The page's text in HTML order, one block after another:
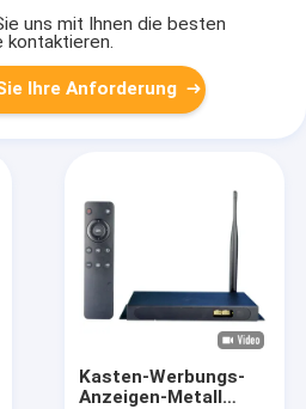
uns mit Ihnen die besten
kontaktieren.
Ihre Anforderung
Kasten-Werbungs-
Anzeigen-Metall